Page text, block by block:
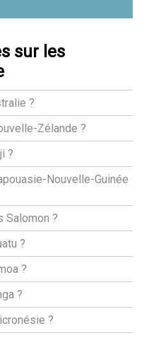
sur les
?
Zélande ?
?
Nouvelle-Guinée
Salomon ?
?
?
?
?